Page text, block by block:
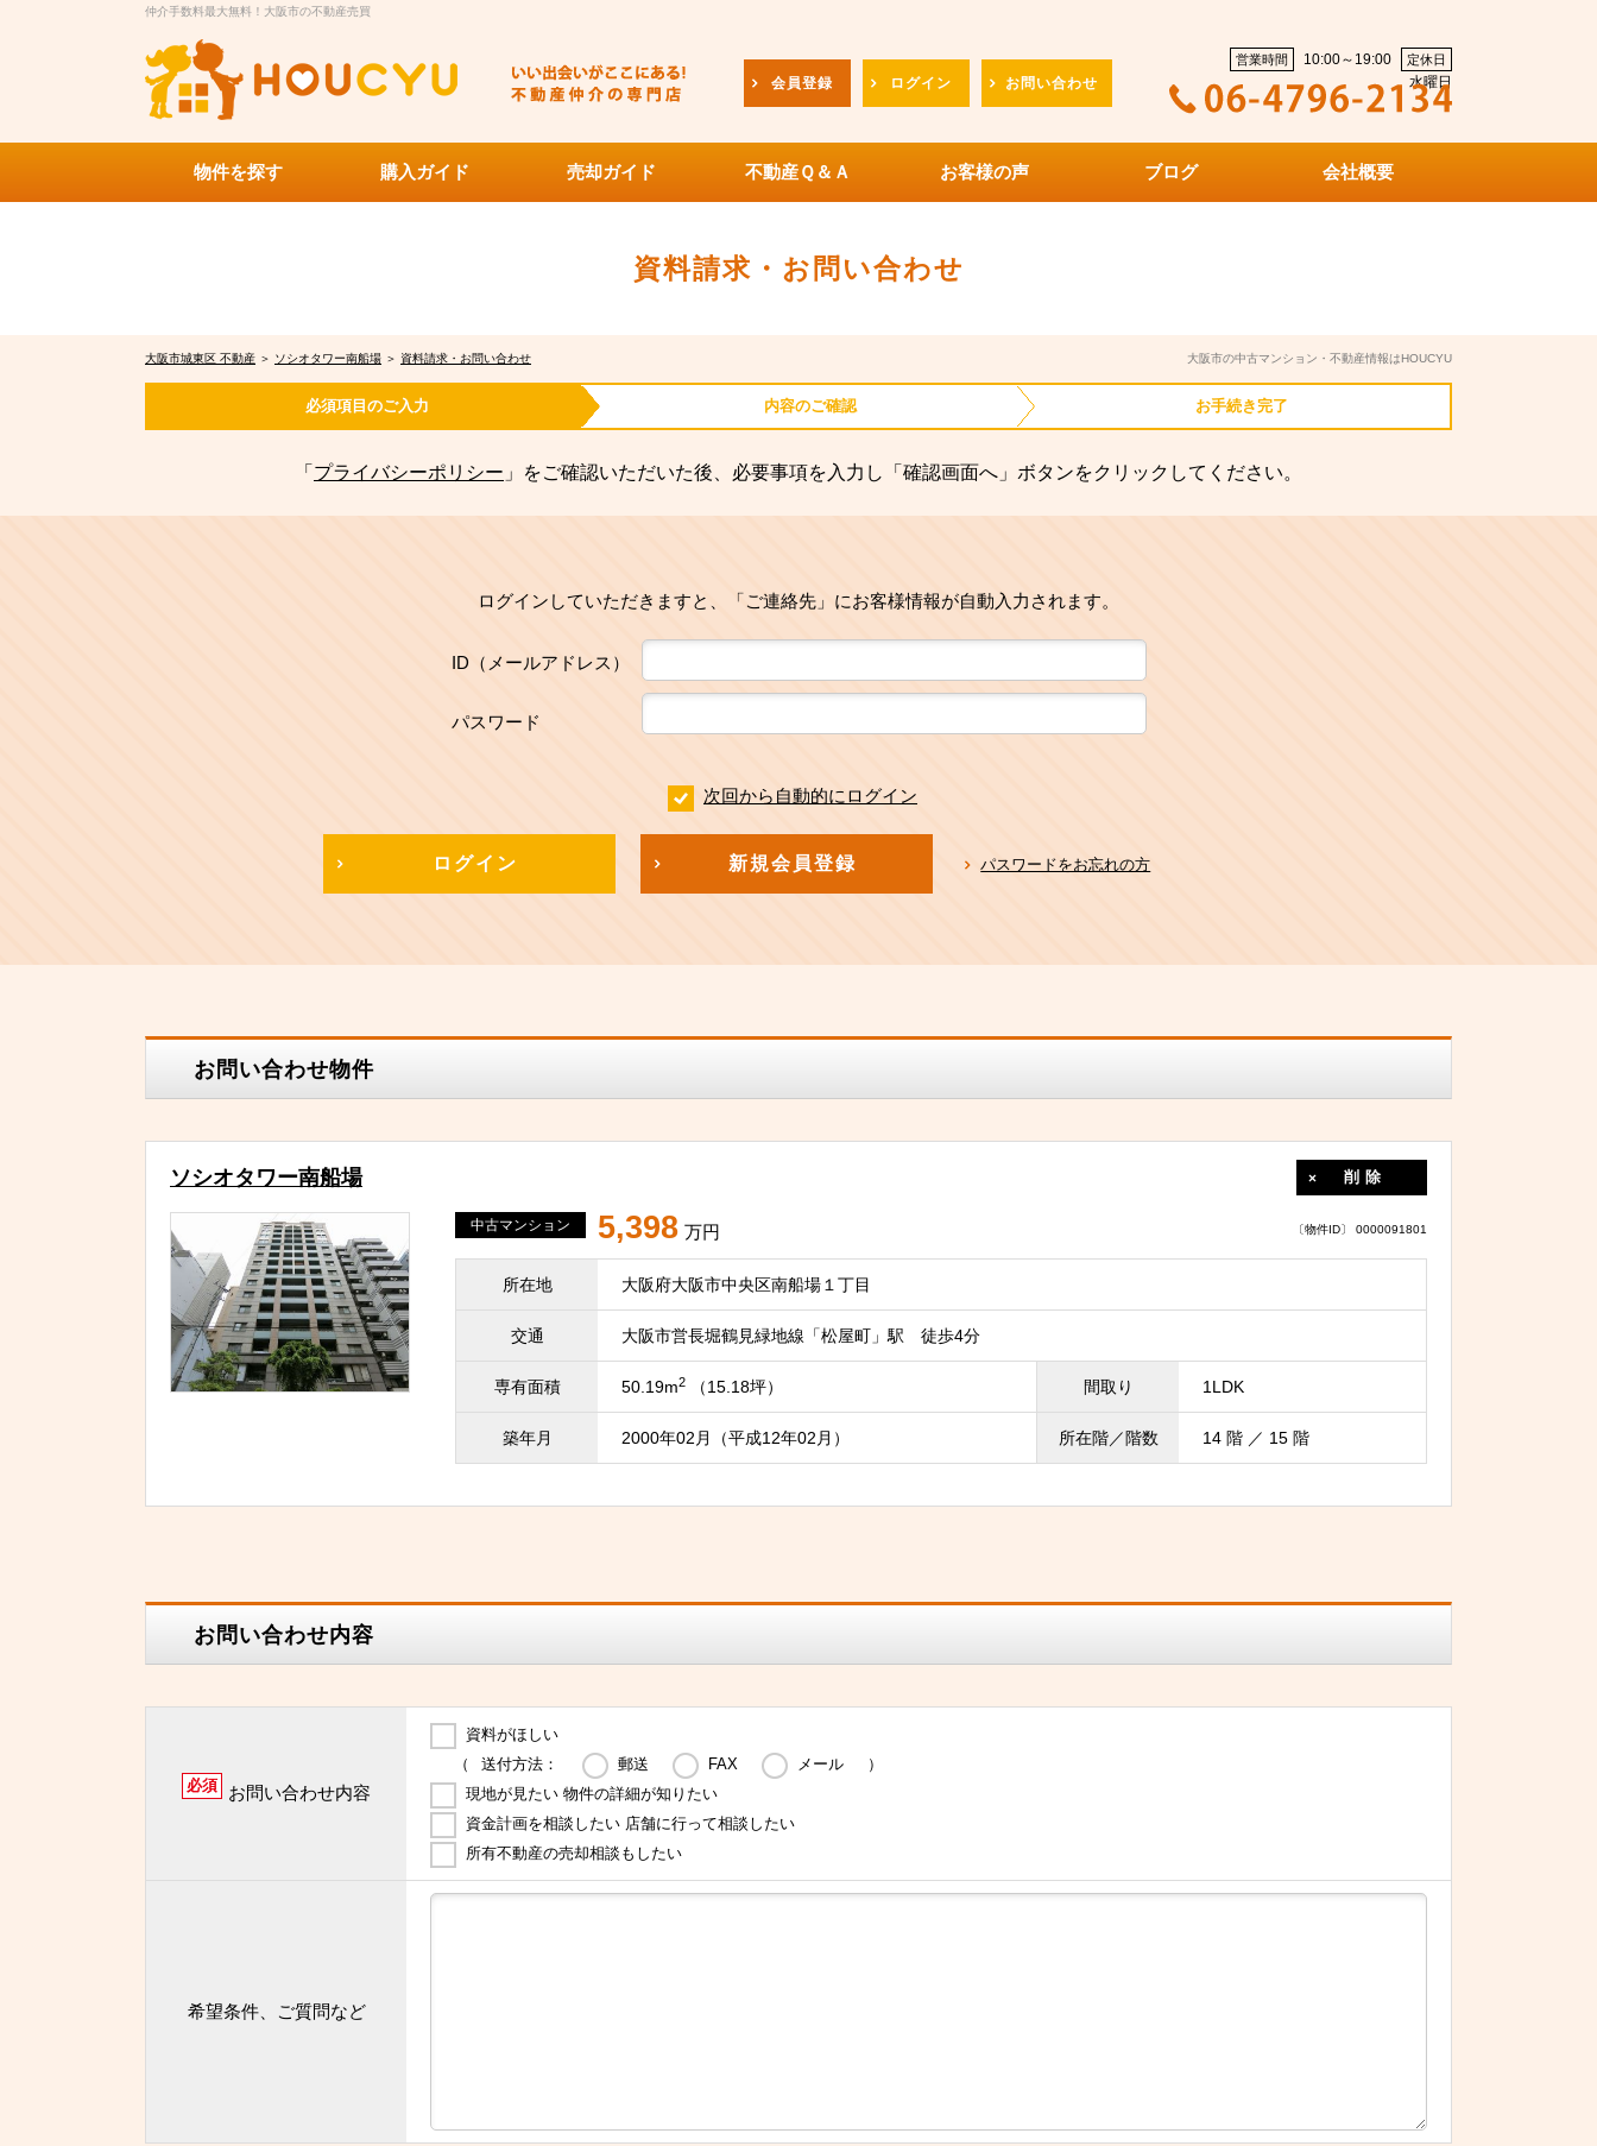
仲介手数料最大無料！大阪市の不動産売買
会員登録 ログイン お問い合わせ
営業時間 10:00～19:00 定休日
水曜日
物件を探す 購入ガイド 売却ガイド 不動産Ｑ＆Ａ お客様の声 ブログ 会社概要
資料請求・お問い合わせ
大阪市城東区 不動産 ＞ ソシオタワー南船場 ＞ 資料請求・お問い合わせ 大阪市の中古マンション・不動産情報はHOUCYU
必須項目のご入力 内容のご確認 お手続き完了
「 プライバシーポリシー 」をご確認いただいた後、必要事項を入力し「確認画面へ」ボタンをクリックしてください。
ログインしていただきますと、「ご連絡先」にお客様情報が自動入力されます。
ID（メールアドレス）
パスワード
次回から自動的にログイン
ログイン 新規会員登録 パスワードをお忘れの方
お問い合わせ物件
ソシオタワー南船場 削除
〔物件ID〕 0000091801
中古マンション 5,398 万円
所在地 大阪府大阪市中央区南船場１丁目
交通 大阪市営長堀鶴見緑地線「松屋町」駅 徒歩4分
専有面積 50.19m2 （15.18坪） 間取り 1LDK
築年月 2000年02月（平成12年02月） 所在階／階数 14 階 ／ 15 階
お問い合わせ内容
必須 お問い合わせ内容
資料がほしい
（
送付方法： 郵送 FAX メール
）
現地が見たい 物件の詳細が知りたい
資金計画を相談したい 店舗に行って相談したい
所有不動産の売却相談もしたい
希望条件、ご質問など